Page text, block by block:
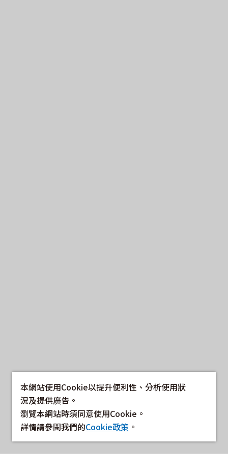
本網站使用Cookie以提升便利性、分析使用狀
況及提供廣告。
瀏覽本網站時須同意使用Cookie。
詳情請參閱我們的Cookie政策 。